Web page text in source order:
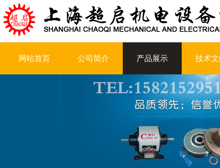
网站首页 公司简介 产品展示 技术